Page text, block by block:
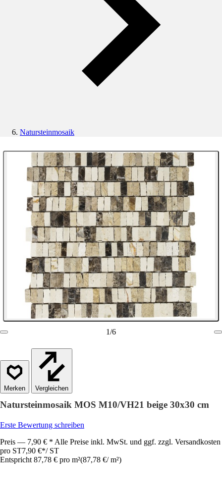
Natursteinmosaik
1/6
Vergleichen
Natursteinmosaik MOS M10/VH21 beige 30x30 cm
Erste Bewertung schreiben
Preis — 7,90 € * Alle Preise inkl. MwSt. und ggf. zzgl. Versandkosten
pro ST7,90 €*/ ST
Entspricht 87,78 € pro m²(87,78 €/ m²)